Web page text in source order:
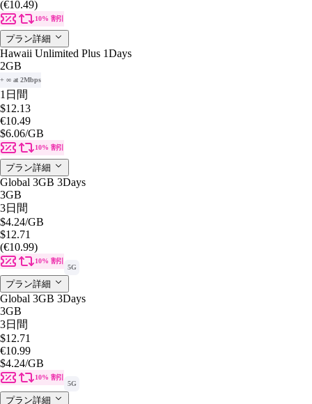
(€10.49)
10% 割引
プラン詳細
Hawaii Unlimited Plus 1Days
2GB
+ ∞ at 2Mbps
1日間
$12.13
€10.49
$6.06/GB
10% 割引
プラン詳細
Global 3GB 3Days
3GB
3日間
$4.24/GB
$12.71
(€10.99)
10% 割引
5G
プラン詳細
Global 3GB 3Days
3GB
3日間
$12.71
€10.99
$4.24/GB
10% 割引
5G
プラン詳細